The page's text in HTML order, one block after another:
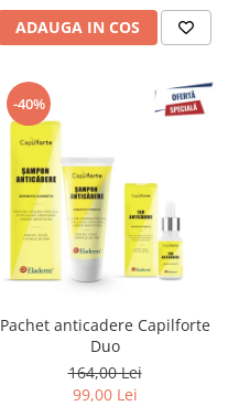
ADAUGA IN COS
-40%
Pachet anticadere Capilforte
Duo
164,00 Lei
99,00 Lei